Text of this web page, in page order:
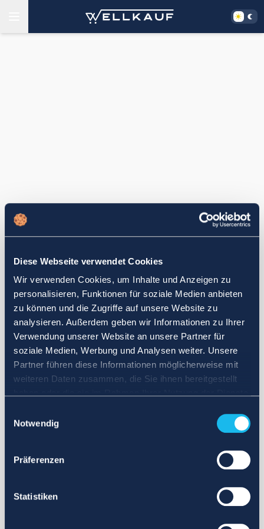
Diese Webseite verwendet Cookies
Wir verwenden Cookies, um Inhalte und Anzeigen zu
personalisieren, Funktionen für soziale Medien anbieten
zu können und die Zugriffe auf unsere Website zu
analysieren. Außerdem geben wir Informationen zu Ihrer
Verwendung unserer Website an unsere Partner für
soziale Medien, Werbung und Analysen weiter. Unsere
Partner führen diese Informationen möglicherweise mit
weiteren Daten zusammen, die Sie ihnen bereitgestellt
Notwendig
Präferenzen
Statistiken